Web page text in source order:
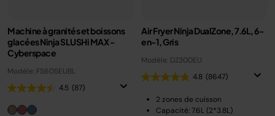
Machine à granités et boissons
glacées Ninja SLUSHi MAX -
Cyberspace
Modèle: FS605EUBL
4.5 (87)
Air Fryer Ninja DualZone, 7.6L, 6-
en-1, Gris
Modèle: DZ300EU
4.8 (8647)
2 zones de cuisson
Capacité: 7.6L (2*3.8L)